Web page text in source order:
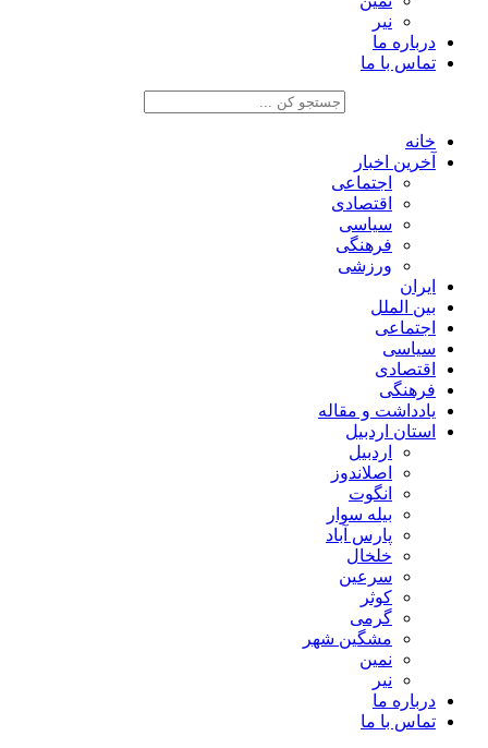
نیر
درباره ما
تماس با ما
خانه
آخرین اخبار
اجتماعی
اقتصادی
سیاسی
فرهنگی
ورزشی
ایران
بین الملل
اجتماعی
سیاسی
اقتصادی
فرهنگی
یادداشت و مقاله
استان اردبیل
اردبیل
اصلاندوز
انگوت
بیله سوار
پارس آباد
خلخال
سرعین
کوثر
گرمی
مشگین شهر
نمین
نیر
درباره ما
تماس با ما